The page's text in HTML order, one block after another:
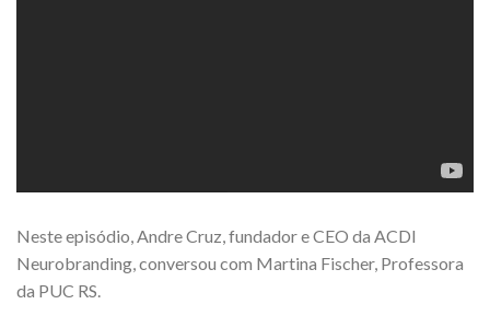
Neste episódio, Andre Cruz, fundador e CEO da ACDI
Neurobranding, conversou com Martina Fischer, Professora
da PUC RS.